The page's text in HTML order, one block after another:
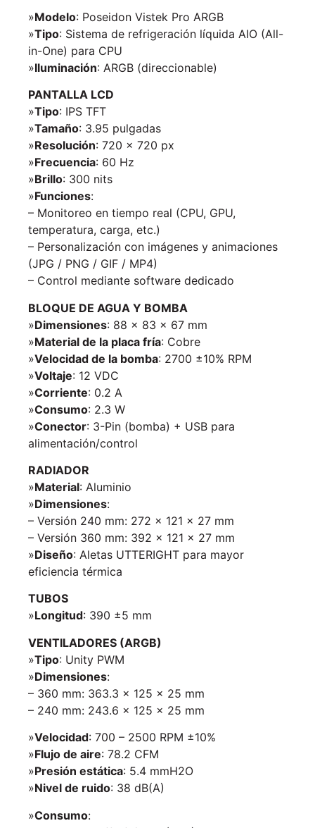
»Modelo: Poseidon Vistek Pro ARGB
»Tipo: Sistema de refrigeración líquida AIO (All-
in-One) para CPU
»Iluminación: ARGB (direccionable)
PANTALLA LCD
»Tipo: IPS TFT
»Tamaño: 3.95 pulgadas
»Resolución: 720 × 720 px
»Frecuencia: 60 Hz
»Brillo: 300 nits
»Funciones:
– Monitoreo en tiempo real (CPU, GPU,
temperatura, carga, etc.)
– Personalización con imágenes y animaciones
(JPG / PNG / GIF / MP4)
– Control mediante software dedicado
BLOQUE DE AGUA Y BOMBA
»Dimensiones: 88 × 83 × 67 mm
»Material de la placa fría: Cobre
»Velocidad de la bomba: 2700 ±10% RPM
»Voltaje: 12 VDC
»Corriente: 0.2 A
»Consumo: 2.3 W
»Conector: 3-Pin (bomba) + USB para
alimentación/control
RADIADOR
»Material: Aluminio
»Dimensiones:
– Versión 240 mm: 272 × 121 × 27 mm
– Versión 360 mm: 392 × 121 × 27 mm
»Diseño: Aletas UTTERIGHT para mayor
eficiencia térmica
TUBOS
»Longitud: 390 ±5 mm
VENTILADORES (ARGB)
»Tipo: Unity PWM
»Dimensiones:
– 360 mm: 363.3 × 125 × 25 mm
– 240 mm: 243.6 × 125 × 25 mm
»Velocidad: 700 – 2500 RPM ±10%
»Flujo de aire: 78.2 CFM
»Presión estática: 5.4 mmH2O
»Nivel de ruido: 38 dB(A)
»Consumo: